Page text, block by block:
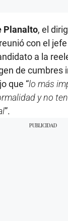
Planalto, el
con el
a la
de cumbres
que “lo más
y no
”.